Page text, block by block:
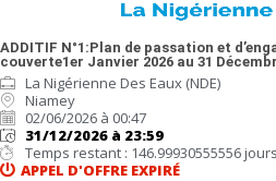
ADDITIF N°1:Plan de passation et
couverte1er Janvier 2026 au 31
La Nigérienne Des Eaux (NDE)
Niamey
02/06/2026 à 00:47
31/12/2026 à 23:59
Temps restant : 146.99930555556 jours
APPEL D'OFFRE EXPIRÉ